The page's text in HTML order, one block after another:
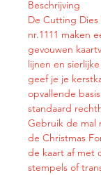
Beschrijving
De Cutting
nr.1111 maken
gevouwen
lijnen en
geef je je
opvallende
standaard
Gebruik de mal
de Christmas
de kaart af met
stempels of